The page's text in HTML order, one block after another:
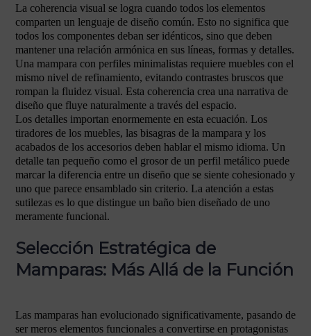
La coherencia visual se logra cuando todos los elementos
comparten un lenguaje de diseño común. Esto no significa que
todos los componentes deban ser idénticos, sino que deben
mantener una relación armónica en sus líneas, formas y detalles.
Una mampara con perfiles minimalistas requiere muebles con el
mismo nivel de refinamiento, evitando contrastes bruscos que
rompan la fluidez visual. Esta coherencia crea una narrativa de
diseño que fluye naturalmente a través del espacio.
Los detalles importan enormemente en esta ecuación. Los
tiradores de los muebles, las bisagras de la mampara y los
acabados de los accesorios deben hablar el mismo idioma. Un
detalle tan pequeño como el grosor de un perfil metálico puede
marcar la diferencia entre un diseño que se siente cohesionado y
uno que parece ensamblado sin criterio. La atención a estas
sutilezas es lo que distingue un baño bien diseñado de uno
meramente funcional.
Selección Estratégica de
Mamparas: Más Allá de la Función
Las mamparas han evolucionado significativamente, pasando de
ser meros elementos funcionales a convertirse en protagonistas